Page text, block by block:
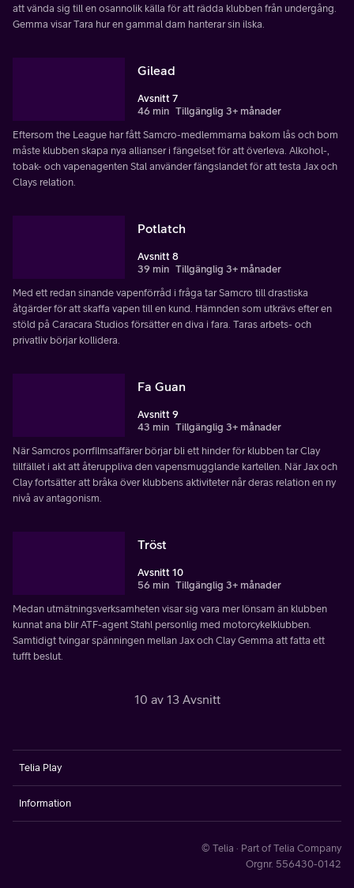
att vända sig till en osannolik källa för att rädda klubben från undergång.
Gemma visar Tara hur en gammal dam hanterar sin ilska.
Gilead
Avsnitt 7
46 min Tillgänglig 3+ månader
Eftersom the League har fått Samcro-medlemmarna bakom lås och bom
måste klubben skapa nya allianser i fängelset för att överleva. Alkohol-,
tobak- och vapenagenten Stal använder fängslandet för att testa Jax och
Clays relation.
Potlatch
Avsnitt 8
39 min Tillgänglig 3+ månader
Med ett redan sinande vapenförråd i fråga tar Samcro till drastiska
åtgärder för att skaffa vapen till en kund. Hämnden som utkrävs efter en
stöld på Caracara Studios försätter en diva i fara. Taras arbets- och
privatliv börjar kollidera.
Fa Guan
Avsnitt 9
43 min Tillgänglig 3+ månader
När Samcros porrfilmsaffärer börjar bli ett hinder för klubben tar Clay
tillfället i akt att återuppliva den vapensmugglande kartellen. När Jax och
Clay fortsätter att bråka över klubbens aktiviteter når deras relation en ny
nivå av antagonism.
Tröst
Avsnitt 10
56 min Tillgänglig 3+ månader
Medan utmätningsverksamheten visar sig vara mer lönsam än klubben
kunnat ana blir ATF-agent Stahl personlig med motorcykelklubben.
Samtidigt tvingar spänningen mellan Jax och Clay Gemma att fatta ett
tufft beslut.
10 av 13 Avsnitt
Telia Play
Information
© Telia · Part of Telia Company
Orgnr. 556430-0142